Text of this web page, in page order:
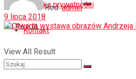
No Result
View All Result
Polityka prywatności
Kontakt
Red. admin
9 lipca 2018